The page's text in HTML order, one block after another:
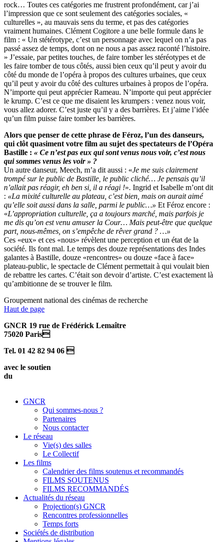
rock… Toutes ces catégories me frustrent profondément, car j’ai
l’impression que ce sont seulement des catégories sociales, «
culturelles », au mauvais sens du terme, et pas des catégories
vraiment humaines. Clément Cogitore a une belle formule dans le
film : « Un stétérotype, c’est un personnage avec lequel on n’a pas
passé assez de temps, dont on ne nous a pas assez raconté l’histoire.
» J’essaie, par petites touches, de faire tomber les stéréotypes et de
les faire tomber de tous côtés, aussi bien ceux qu’il peut y avoir du
côté du monde de l’opéra à propos des cultures urbaines, que ceux
qu’il peut y avoir du côté des cultures urbaines à propos de l’opéra.
N’importe qui peut apprécier Rameau. N’importe qui peut apprécier
le krump. C’est ce que me disaient les krumpers : venez nous voir,
vous allez adorer. C’est juste qu’il y a des barrières. Et j’aime l’idée
qu’un film puisse faire tomber les barrières.
Alors que penser de cette phrase de Féroz, l’un des danseurs,
qui clôt quasiment votre film au sujet des spectateurs de l’Opéra
Bastille : « Ce n’est pas eux qui sont venus nous voir, c’est nous
qui sommes venus les voir » ?
Un autre danseur, Meech, m’a dit aussi : «Je me suis clairement
trompé sur le public de Bastille, le public cliché… Je pensais qu’il
n’allait pas réagir, eh ben si, il a réagi !». Ingrid et Isabelle m’ont dit
: «La mixité culturelle au plateau, c’est bien, mais on aurait aimé
qu’elle soit aussi dans la salle, parmi le public…» Et Féroz encore :
«L’appropriation culturelle, ça a toujours marché, mais parfois je
me dis qu’on est venu amuser la Cour… Mais peut‑être que quelque
part, nous-mêmes, on s’empêche de rêver grand ? …»
Ces «eux» et ces «nous» révèlent une perception et un état de la
société. Ils font mal. Le temps des douze représentations des Indes
galantes à Bastille, douze «rencontres» ou douze «face à face»
plateau-public, le spectacle de Clément permettait à qui voulait bien
de rebattre les cartes. C’était son devoir d’artiste. C’est exactement là
qu’ambitionne de se trouver le film.
Groupement national des cinémas de recherche
Haut de page
GNCR 19 rue de Frédérick Lemaître
75020 Paris
Tel. 01 42 82 94 06 
avec le soutien
du
GNCR
Qui sommes-nous ?
Partenaires
Nous contacter
Le réseau
Vie(s) des salles
Le Collectif
Les films
Calendrier des films soutenus et recommandés
FILMS SOUTENUS
FILMS RECOMMANDÉS
Actualités du réseau
Projection(s) GNCR
Rencontres professionnelles
Temps forts
Sociétés de distribution